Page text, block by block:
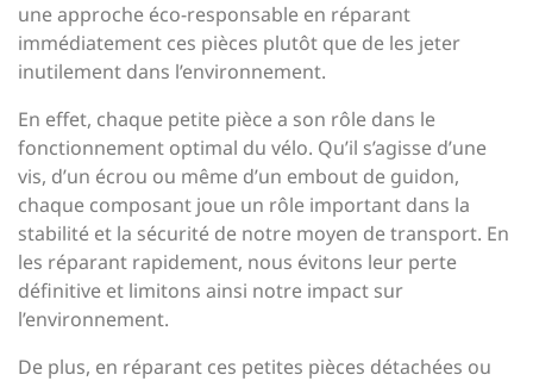
une approche éco-responsable en réparant
immédiatement ces pièces plutôt que de les jeter
inutilement dans l’environnement.
En effet, chaque petite pièce a son rôle dans le
fonctionnement optimal du vélo. Qu’il s’agisse d’une
vis, d’un écrou ou même d’un embout de guidon,
chaque composant joue un rôle important dans la
stabilité et la sécurité de notre moyen de transport. En
les réparant rapidement, nous évitons leur perte
définitive et limitons ainsi notre impact sur
l’environnement.
De plus, en réparant ces petites pièces détachées ou